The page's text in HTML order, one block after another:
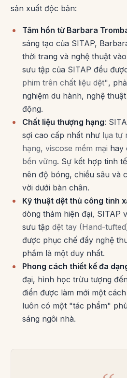
sản xuất độc bản:
Tâm hồn từ Barbara
sáng tạo của SITAP,
thời trang và nghệ thuật
sưu tập của SITAP đều
phim trên chất liệu dệt",
nghiệm du hành, nghệ
động.
Chất liệu thượng hạng:
sợi cao cấp nhất như lụa tự
hạng, viscose mềm mại hay
bền vững. Sự kết hợp tinh
nên độ bóng, chiều sâu và
vời dưới bàn chân.
Kỹ thuật dệt thủ công tinh
dòng thảm hiện đại, SITAP
sưu tậpdệt tay (Hand-
được phục chế đầy nghệ
phẩm là một duy nhất.
Phong cách thiết kế đa
đại, hình học trừu tượng
điển được làm mới một
luôn có một "tác phẩm"
sáng ngôi nhà.